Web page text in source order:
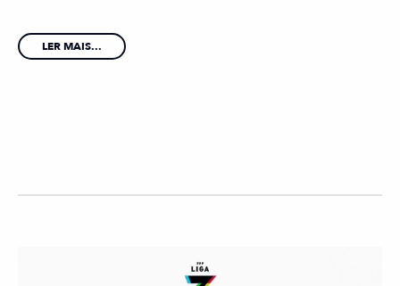
LER MAIS...